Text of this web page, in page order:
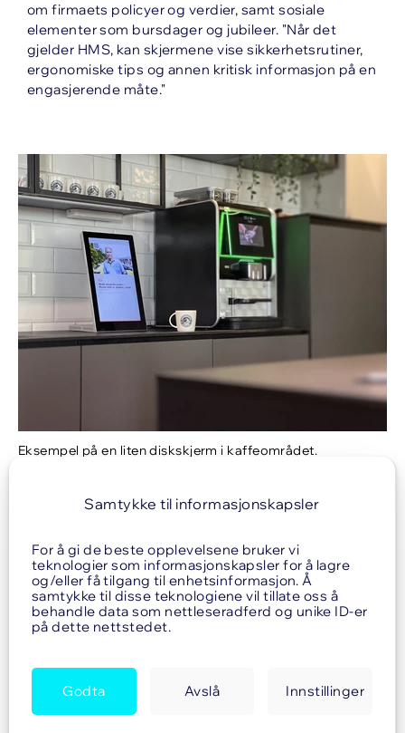
om firmaets policyer og verdier, samt sosiale
elementer som bursdager og jubileer. "Når det
gjelder HMS, kan skjermene vise sikkerhetsrutiner,
ergonomiske tips og annen kritisk informasjon på en
engasjerende måte."
Eksempel på en liten diskskjerm i kaffeområdet.
Bruk av infoskjermsystemer over tid skaper en
kultur av åpenhet og gjennomsiktighet. "Når ansatte
blir vant til å se og stole på informasjonen på
skjermene, føler de seg bedre informert og
verdsatt," fortsetter Thunæs. "Dette fører til større
Konkret forbedring i bedrifter
Samtykke til informasjonskapsler
For å gi de beste opplevelsene bruker vi
teknologier som informasjonskapsler for å lagre
og/eller få tilgang til enhetsinformasjon. Å
samtykke til disse teknologiene vil tillate oss å
behandle data som nettleseradferd og unike ID-er
på dette nettstedet.
Godta Avslå Innstillinger